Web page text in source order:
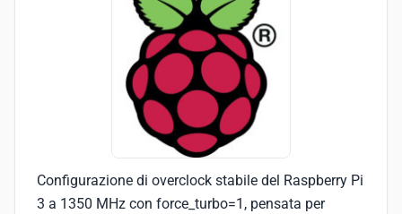
Configurazione di overclock stabile del Raspberry Pi
3 a 1350 MHz con force_turbo=1, pensata per